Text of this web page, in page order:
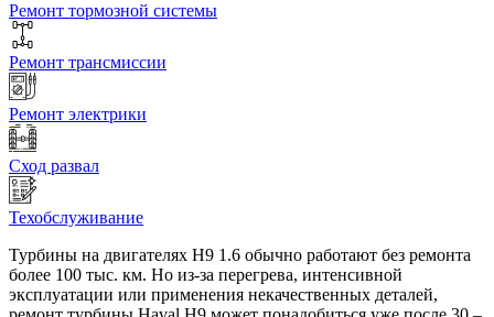
Ремонт тормозной системы
Ремонт трансмиссии
Ремонт электрики
Сход развал
Техобслуживание
Турбины на двигателях H9 1.6 обычно работают без ремонта
более 100 тыс. км. Но из-за перегрева, интенсивной
эксплуатации или применения некачественных деталей,